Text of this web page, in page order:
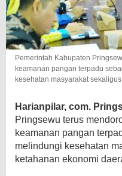
Pemerintah Kabupaten
keamanan pangan terpadu
kesehatan masyarakat
Harianpilar, com.
Pringsewu terus
keamanan pangan
melindungi kesehatan
ketahanan ekonomi